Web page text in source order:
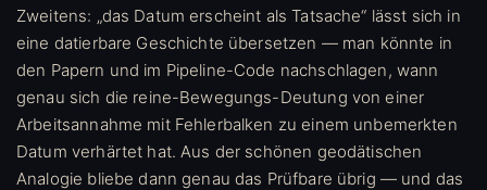
Zweitens: „das Datum erscheint als Tatsache“ lässt sich in
eine datierbare Geschichte übersetzen — man könnte in
den Papern und im Pipeline-Code nachschlagen, wann
genau sich die reine-Bewegungs-Deutung von einer
Arbeitsannahme mit Fehlerbalken zu einem unbemerkten
Datum verhärtet hat. Aus der schönen geodätischen
Analogie bliebe dann genau das Prüfbare übrig — und das